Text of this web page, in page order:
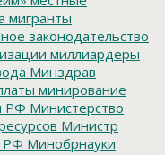
мигранты
законодательство
миллиардеры
Минздрав
минирование
РФ Министерство
Министр
РФ Минобрнауки